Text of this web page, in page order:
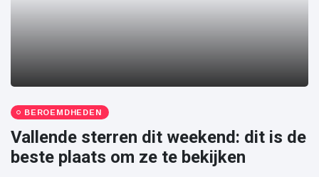
BEROEMDHEDEN
Vallende sterren dit weekend: dit is de
beste plaats om ze te bekijken